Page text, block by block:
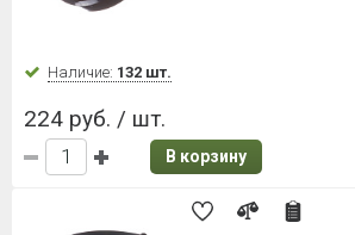
Наличие: 132 шт.
224 руб. / шт.
В корзину